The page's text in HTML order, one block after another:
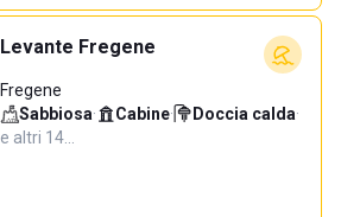
Levante Fregene
Fregene
Sabbiosa· Cabine· Doccia calda·
e altri 14…